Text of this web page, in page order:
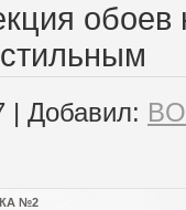
| Добавил:
№2